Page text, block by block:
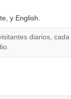
y English.
diarios,